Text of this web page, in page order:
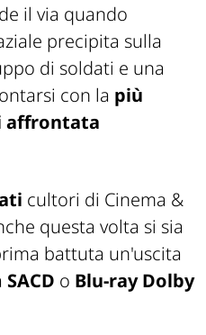
il via quando
precipita sulla
di soldati e una
con la più
affrontata
cultori di Cinema &
questa volta si sia
battuta un'uscita
SACD o Blu-ray Dolby